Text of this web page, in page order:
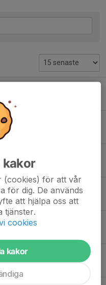
21 april
till Winnö IF
kakor
(cookies) för att vår
för dig. De används
att hjälpa oss att
tjänster.
cookies
kakor